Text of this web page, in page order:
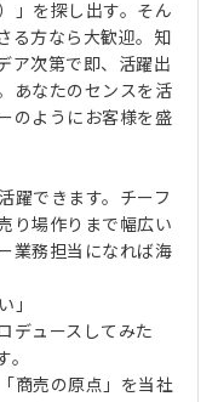
」を探し出す。そん
る方なら大歓迎。知
ア次第で即、活躍出
あなたのセンスを活
のようにお客様を盛
躍できます。チーフ
り場作りまで幅広い
業務担当になれば海
」
デュースしてみた
商売の原点」を当社